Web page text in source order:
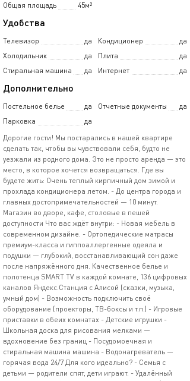
Общая площадь
45м²
Удобства
Телевизор да Кондиционер
да
Холодильник
да Плита
да
Стиральная машина
да Интернет да
Дополнительно
Постельное белье да Отчетные документы
да
Парковка
да
Дорогие гости! Мы постарались в нашей квартире
сделать так, чтобы вы чувствовали себя, будто не
уезжали из родного дома. Это не просто аренда — это
место, в которое хочется возвращаться. Где вы
будете жить: Очень теплый кирпичный дом зимой и
прохлада кондиционера летом. - До центра города и
главных достопримечательностей — 10 минут.
Магазин во дворе, кафе, столовые в пешей
доступности Что вас ждёт внутри: - Новая мебель в
современном дизайне. - Ортопедические матрасы
премиум-класса и гиппоаллергенные одеяла и
подушки — глубокий, восстанавливающий сон даже
после напряжённого дня. Качественное белье и
полотенца SMART TV в каждой комнате, 136 цифровых
каналов Яндекс.Станция с Алисой (сказки, музыка,
умный дом) - Возможность подключить своё
оборудование (проекторы, ТВ-боксы и т.п.) - Игровые
приставки в обеих комнатах - Детские игрушки -
Школьная доска для рисования мелками —
вдохновение без границ - Посудомоечная и
стиральная машина машина - Водонагреватель —
горячая вода 24/7 Для кого идеально? - Семья с
детьми — родители спят, дети играют. - Удалённый